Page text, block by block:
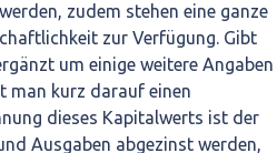
zudem stehen eine ganze
zur Verfügung. Gibt
um einige weitere Angaben
man kurz darauf einen
dieses Kapitalwerts ist der
Ausgaben abgezinst werden,